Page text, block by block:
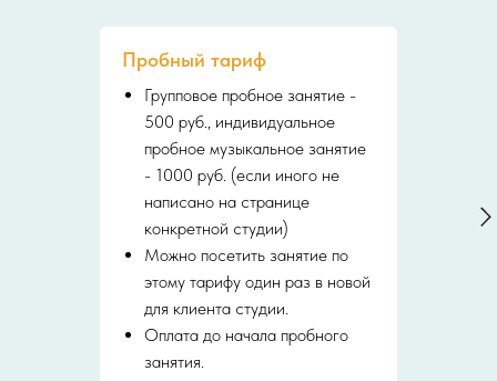
Пробный тариф
Групповое пробное занятие -
500 руб., индивидуальное
пробное музыкальное занятие
- 1000 руб. (если иного не
написано на странице
конкретной студии)
Можно посетить занятие по
этому тарифу один раз в новой
для клиента студии.
Оплата до начала пробного
занятия.